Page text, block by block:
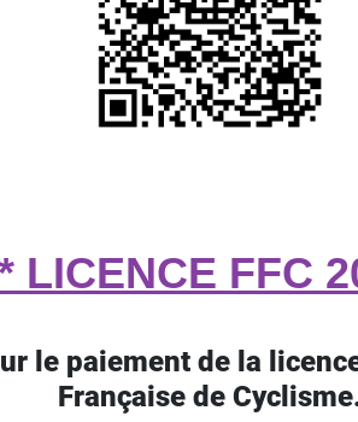
LICENCE FFC
le paiement de la
Française de